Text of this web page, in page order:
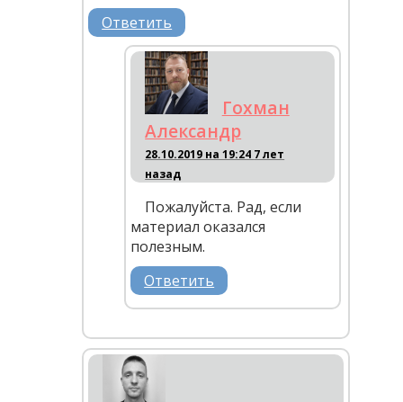
Ответить
Гохман
Александр
28.10.2019 на 19:24 7 лет
назад
Пожалуйста. Рад, если
материал оказался
полезным.
Ответить